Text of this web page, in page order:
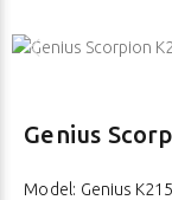
Genius
Model: Genius K215